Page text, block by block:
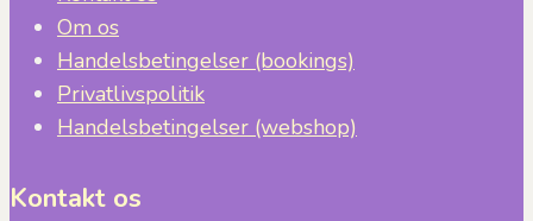
Om os
Handelsbetingelser (bookings)
Privatlivspolitik
Handelsbetingelser (webshop)
Kontakt os